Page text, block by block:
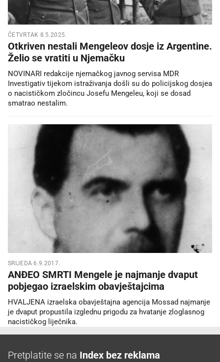
ČETVRTAK 8.5.2025.
Otkriven nestali Mengeleov dosje iz Argentine.
Želio se vratiti u Njemačku
NOVINARI redakcije njemačkog javnog servisa MDR
Investigativ tijekom istraživanja došli su do policijskog dosjea
o nacističkom zločincu Josefu Mengeleu, koji se dosad
smatrao nestalim.
SRIJEDA 6.9.2017.
ANĐEO SMRTI Mengele je najmanje dvaput
pobjegao izraelskim obavještajcima
HVALJENA izraelska obavještajna agencija Mossad najmanje
je dvaput propustila izglednu prigodu za hvatanje zloglasnog
nacističkog liječnika.
Pretplatite se na Index bez reklama